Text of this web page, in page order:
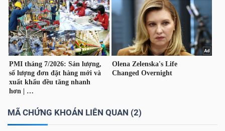
MÃ CHỨNG KHOÁN LIÊN QUAN (2)
TÀI
CHÍNH
CÁ
NHÂN
PHÂN
TÍCH